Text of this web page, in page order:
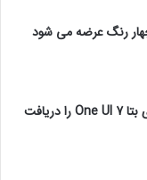
گوشی Galaxy A55 بزودی بتا One UI 7 را دریافت